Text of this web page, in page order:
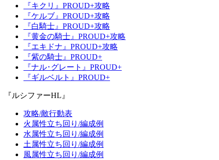
『キクリ』PROUD+攻略
『ケルブ』PROUD+攻略
『白騎士』PROUD+攻略
『黄金の騎士』PROUD+攻略
『エキドナ』PROUD+攻略
『紫の騎士』PROUD+
『ナル･グレート』PROUD+
『ギルベルト』PROUD+
『ルシファーHL』
攻略/敵行動表
火属性立ち回り/編成例
水属性立ち回り/編成例
土属性立ち回り/編成例
風属性立ち回り/編成例